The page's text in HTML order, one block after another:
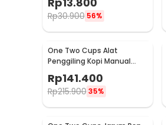
LC1
Rp30.900 56%
One Two Cups Alat
Penggiling Kopi Manual
Coffee Grinder Wood 30g -
CW85532
Rp141.400
Rp215.900 35%